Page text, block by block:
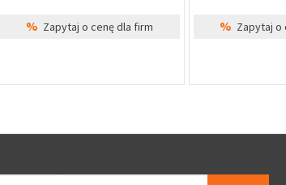
% Zapytaj o cenę dla firm % Zapytaj o